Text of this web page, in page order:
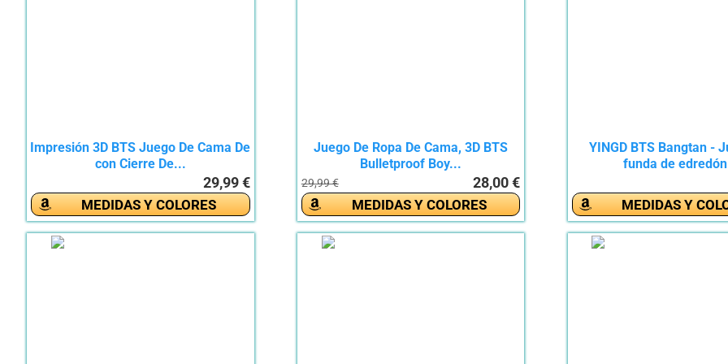
Impresión 3D BTS Juego De Cama De
con Cierre De...
29,99 €
MEDIDAS Y COLORES
Juego De Ropa De Cama, 3D BTS
Bulletproof Boy...
29,99 € 28,00 €
MEDIDAS Y COLORES
YINGD BTS Bangtan -
funda de
MEDIDAS Y